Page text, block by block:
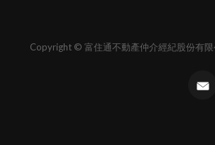
Copyright © 富住通不動產仲介經紀股份有限